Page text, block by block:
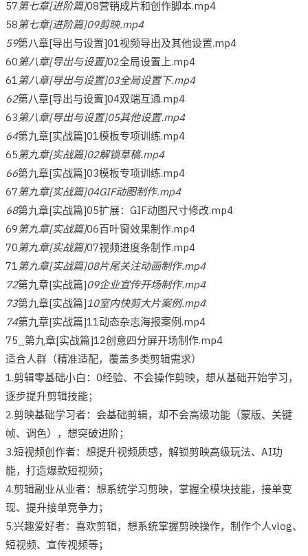
57第七章[进阶篇]08营销成片和创作脚本.mp4
58第七章[进阶篇]09剪映.mp4
59第八章[导出与设置]01视频导出及其他设置.mp4
60第八章[导出与设置]02全局设置上.mp4
61第八章[导出与设置]03全局设置下.mp4
62第八章[导出与设置]04双端互通.mp4
63第八章[导出与设置]05其他设置.mp4
64第九章[实战篇]01模板专项训练.mp4
65第九章[实战篇]02解锁草稿.mp4
66第九章[实战篇]03模板专项训练.mp4
67第九章[实战篇]04GIF动图制作.mp4
68第九章[实战篇]05扩展：GIF动图尺寸修改.mp4
69第九章[实战篇]06百叶窗效果制作.mp4
70第九章[实战篇]07视频进度条制作.mp4
71第九章[实战篇]08片尾关注动画制作.mp4
72第九章[实战篇]09企业宣传开场制作.mp4
73第九章[实战篇]10室内快剪大片案例.mp4
74第九章[实战篇]11动态杂志海报案例.mp4
75_第九章[实战篇]12创意四分屏开场制作.mp4
适合人群（精准适配，覆盖多类剪辑需求）
1.剪辑零基础小白：0经验、不会操作剪映，想从基础开始学习，
逐步提升剪辑技能；
2.剪映基础学习者：会基础剪辑，却不会高级功能（蒙版、关键
帧、调色），想突破进阶；
3.短视频创作者：想提升视频质感，解锁剪映高级玩法、AI功
能，打造爆款短视频；
4.剪辑副业从业者：想系统学习剪映，掌握全模块技能，接单变
现、提升接单竞争力；
5.兴趣爱好者：喜欢剪辑，想系统掌握剪映操作，制作个人vlog、
短视频、宣传视频等；